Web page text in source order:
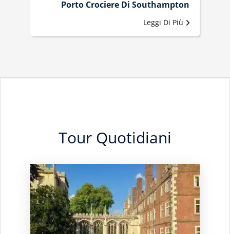
Porto Crociere Di Southampton
Leggi Di Più
Tour Quotidiani